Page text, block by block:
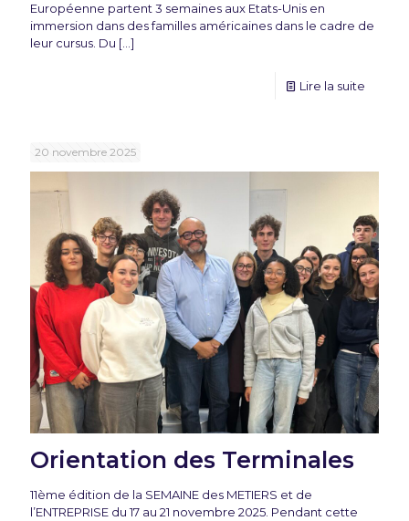
Européenne partent 3 semaines aux Etats-Unis en
immersion dans des familles américaines dans le cadre de
leur cursus. Du […]
Lire la suite
20 novembre 2025
Orientation des Terminales
11ème édition de la SEMAINE des METIERS et de
l’ENTREPRISE du 17 au 21 novembre 2025. Pendant cette